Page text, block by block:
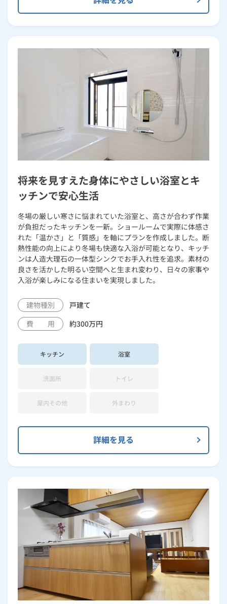
将来を見すえた身体にやさしい浴室とキ
ッチンで安心生活
冬場の厳しい寒さに悩まれていた浴室と、高さが合わず作業
が負担だったキッチンを一新。ショールームで実際に体感さ
れた「温かさ」と「質感」を軸にプランを作成しました。断
熱性能の向上により冬場も快適な入浴が可能となり、キッチ
ンは人造大理石の一体型シンクでお手入れ性を追求。素材の
良さを活かした明るい空間へと生まれ変わり、日々の家事や
入浴が楽しみになる住まいを実現しました。
建物種別
戸建て
費 用
約300万円
キッチン 浴室
洗面所 トイレ
屋内その他 外まわり
詳細を見る